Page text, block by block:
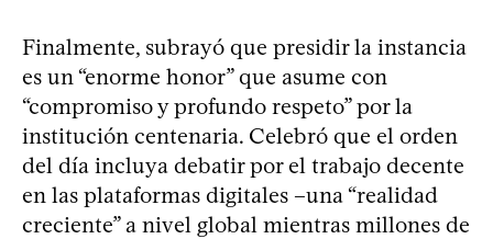
Finalmente, subrayó que presidir la instancia
es un “enorme honor” que asume con
“compromiso y profundo respeto” por la
institución centenaria. Celebró que el orden
del día incluya debatir por el trabajo decente
en las plataformas digitales –una “realidad
creciente” a nivel global mientras millones de